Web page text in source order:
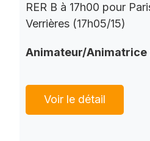
RER B à 17h00 pour
Verrières (17h05/15)
Animateur/Animatrice
Voir le détail